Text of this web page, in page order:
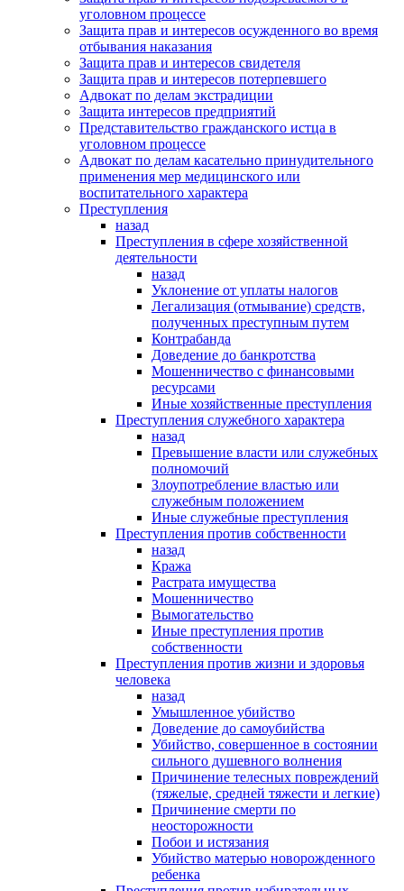
уголовном процессе
Защита прав и интересов осужденного во время
отбывания наказания
Защита прав и интересов свидетеля
Защита прав и интересов потерпевшего
Адвокат по делам экстрадиции
Защита интересов предприятий
Представительство гражданского истца в
уголовном процессе
Адвокат по делам касательно принудительного
применения мер медицинского или
воспитательного характера
Преступления
назад
Преступления в сфере хозяйственной
деятельности
назад
Уклонение от уплаты налогов
Легализация (отмывание) средств,
полученных преступным путем
Контрабанда
Доведение до банкротства
Мошенничество с финансовыми
ресурсами
Иные хозяйственные преступления
Преступления служебного характера
назад
Превышение власти или служебных
полномочий
Злоупотребление властью или
служебным положением
Иные служебные преступления
Преступления против собственности
назад
Кража
Растрата имущества
Мошенничество
Вымогательство
Иные преступления против
собственности
Преступления против жизни и здоровья
человека
назад
Умышленное убийство
Доведение до самоубийства
Убийство, совершенное в состоянии
сильного душевного волнения
Причинение телесных повреждений
(тяжелые, средней тяжести и легкие)
Причинение смерти по
неосторожности
Побои и истязания
Убийство матерью новорожденного
ребенка